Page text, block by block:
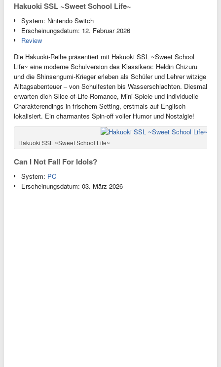
Hakuoki SSL ~Sweet School Life~
System: Nintendo Switch
Erscheinungsdatum: 12. Februar 2026
Review
Die Hakuoki-Reihe präsentiert mit Hakuoki SSL ~Sweet School
Life~ eine moderne Schulversion des Klassikers: Heldin Chizuru
und die Shinsengumi-Krieger erleben als Schüler und Lehrer witzige
Alltagsabenteuer – von Schulfesten bis Wasserschlachten. Diesmal
erwarten dich Slice-of-Life-Romance, Mini-Spiele und individuelle
Charakterendings in frischem Setting, erstmals auf Englisch
lokalisiert. Ein charmantes Spin-off voller Humor und Nostalgie!
Hakuoki SSL ~Sweet School Life~
Can I Not Fall For Idols?
System: PC
Erscheinungsdatum: 03. März 2026